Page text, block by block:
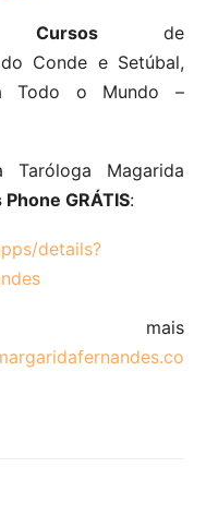
de
Conde e Setúbal,
Todo o Mundo –
Taróloga Magarida
GRÁTIS:
details?